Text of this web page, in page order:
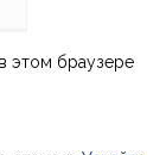
этом браузере